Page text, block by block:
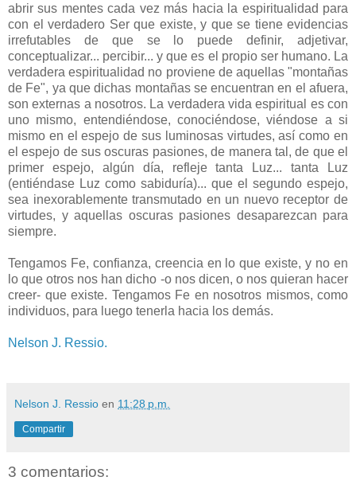
abrir sus mentes cada vez más hacia la espiritualidad para
con el verdadero Ser que existe, y que se tiene evidencias
irrefutables de que se lo puede definir, adjetivar,
conceptualizar... percibir... y que es el propio ser humano. La
verdadera espiritualidad no proviene de aquellas "montañas
de Fe", ya que dichas montañas se encuentran en el afuera,
son externas a nosotros. La verdadera vida espiritual es con
uno mismo, entendiéndose, conociéndose, viéndose a si
mismo en el espejo de sus luminosas virtudes, así como en
el espejo de sus oscuras pasiones, de manera tal, de que el
primer espejo, algún día, refleje tanta Luz... tanta Luz
(entiéndase Luz como sabiduría)... que el segundo espejo,
sea inexorablemente transmutado en un nuevo receptor de
virtudes, y aquellas oscuras pasiones desaparezcan para
siempre.
Tengamos Fe, confianza, creencia en lo que existe, y no en
lo que otros nos han dicho -o nos dicen, o nos quieran hacer
creer- que existe. Tengamos Fe en nosotros mismos, como
individuos, para luego tenerla hacia los demás.
Nelson J. Ressio.
Nelson J. Ressio en 11:28 p.m.
Compartir
3 comentarios: